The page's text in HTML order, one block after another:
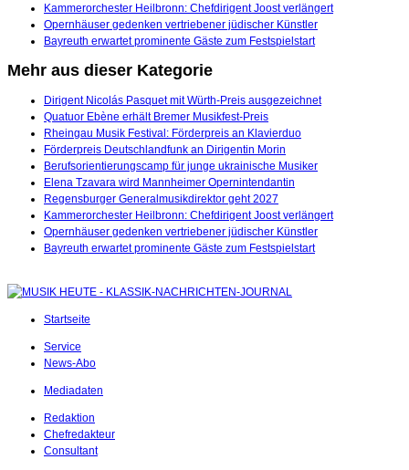
Kammerorchester Heilbronn: Chefdirigent Joost verlängert
Opernhäuser gedenken vertriebener jüdischer Künstler
Bayreuth erwartet prominente Gäste zum Festspielstart
Mehr aus dieser Kategorie
Dirigent Nicolás Pasquet mit Würth-Preis ausgezeichnet
Quatuor Ebène erhält Bremer Musikfest-Preis
Rheingau Musik Festival: Förderpreis an Klavierduo
Förderpreis Deutschlandfunk an Dirigentin Morin
Berufsorientierungscamp für junge ukrainische Musiker
Elena Tzavara wird Mannheimer Opernintendantin
Regensburger Generalmusikdirektor geht 2027
Kammerorchester Heilbronn: Chefdirigent Joost verlängert
Opernhäuser gedenken vertriebener jüdischer Künstler
Bayreuth erwartet prominente Gäste zum Festspielstart
Startseite
Service
News-Abo
Mediadaten
Redaktion
Chefredakteur
Consultant